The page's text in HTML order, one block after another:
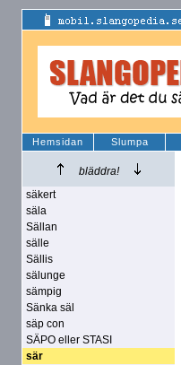
Hemsidan Slumpa
bläddra!
säkert
säla
Sällan
sälle
Sällis
sälunge
sämpig
Sänka säl
säp con
SÄPO eller STASI
sär